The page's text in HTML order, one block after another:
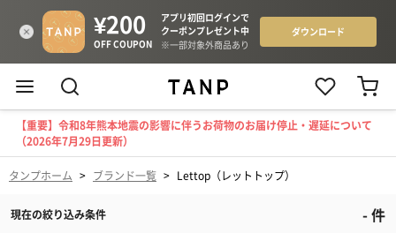
【重要】令和8年熊本地震の影響に伴うお荷物のお届け停止・遅延について
（2026年7月29日更新）
タンプホーム > ブランド一覧 > Lettop（レットトップ）
現在の絞り込み条件 -件